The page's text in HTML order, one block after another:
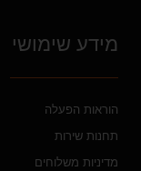
מידע שימושי
הוראות הפעלה
תחנות שירות
מדיניות משלוחים